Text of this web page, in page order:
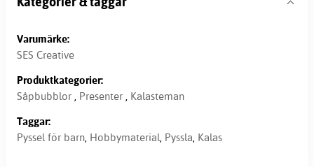
Varumärke:
SES Creative
Produktkategorier:
Såpbubblor , Presenter , Kalasteman
Taggar:
Pyssel för barn, Hobbymaterial, Pyssla, Kalas